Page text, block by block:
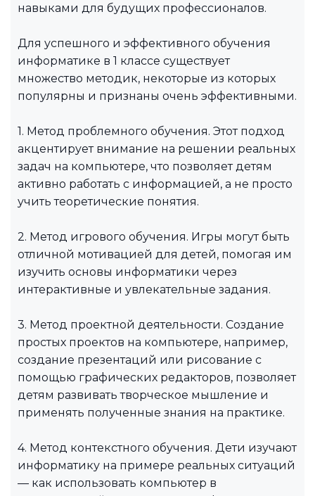
навыками для будущих профессионалов.
Для успешного и эффективного обучения
информатике в 1 классе существует
множество методик, некоторые из которых
популярны и признаны очень эффективными.
1. Метод проблемного обучения. Этот подход
акцентирует внимание на решении реальных
задач на компьютере, что позволяет детям
активно работать с информацией, а не просто
учить теоретические понятия.
2. Метод игрового обучения. Игры могут быть
отличной мотивацией для детей, помогая им
изучить основы информатики через
интерактивные и увлекательные задания.
3. Метод проектной деятельности. Создание
простых проектов на компьютере, например,
создание презентаций или рисование с
помощью графических редакторов, позволяет
детям развивать творческое мышление и
применять полученные знания на практике.
4. Метод контекстного обучения. Дети изучают
информатику на примере реальных ситуаций
— как использовать компьютер в